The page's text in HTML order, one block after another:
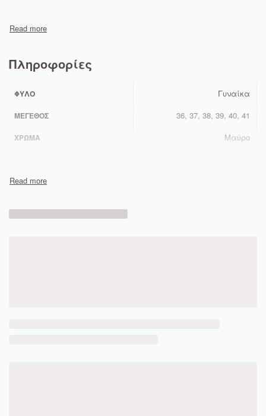
Πληροφορίες
ΦΎΛΟ Γυναίκα
ΜΈΓΕΘΟΣ 36, 37, 38, 39, 40, 41
ΧΡΏΜΑ Μαύρο